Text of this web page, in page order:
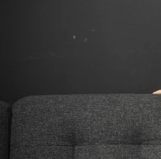
abo
genossenschaft